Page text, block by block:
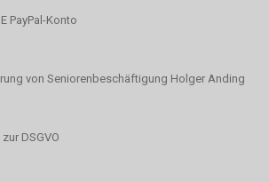
PayPal-Konto
von Seniorenbeschäftigung Holger Anding
DSGVO